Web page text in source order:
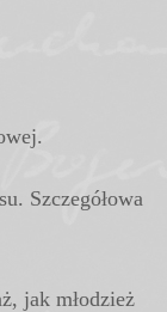
Szczegółowa
jak młodzież